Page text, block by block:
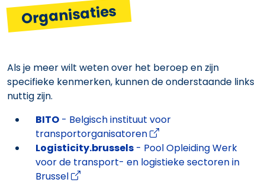
Organisaties
Als je meer wilt weten over het beroep en zijn
specifieke kenmerken, kunnen de onderstaande links
nuttig zijn.
BITO - Belgisch instituut voor
transportorganisatoren
Logisticity.brussels - Pool Opleiding Werk
voor de transport- en logistieke sectoren in
Brussel